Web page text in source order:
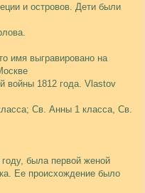
и островов. Дети были
имя выгравировано на
войны 1812 года. Vlastov
Св. Анны 1 класса, Св.
была первой женой
Ее происхождение было